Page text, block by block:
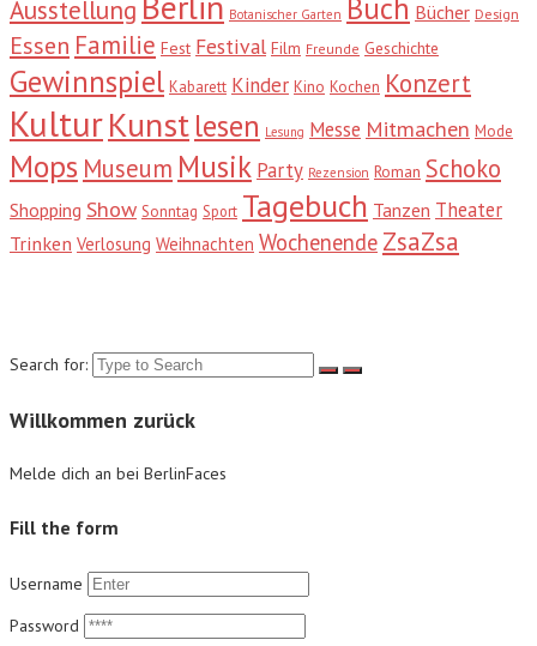
Ausstellung Botanischer Garten Buch Bücher Design
Essen Familie Fest Festival Film Freunde Geschichte
Gewinnspiel Kabarett Kinder Kino Kochen Konzert
KulturKunstlesen Lesung Messe Mitmachen Mode
Mops Museum Musik Party Rezension Roman Schoko
Shopping Show Sonntag Sport Tagebuch Tanzen Theater
Trinken Verlosung Weihnachten Wochenende ZsaZsa
Search for:
Willkommen zurück
Melde dich an bei BerlinFaces
Fill the form
Username
Password